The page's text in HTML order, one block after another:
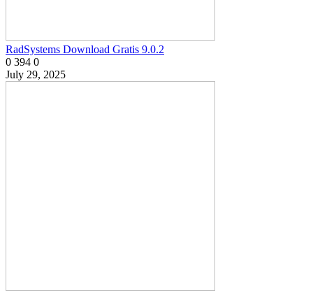
RadSystems Download Gratis 9.0.2
0 394 0
July 29, 2025